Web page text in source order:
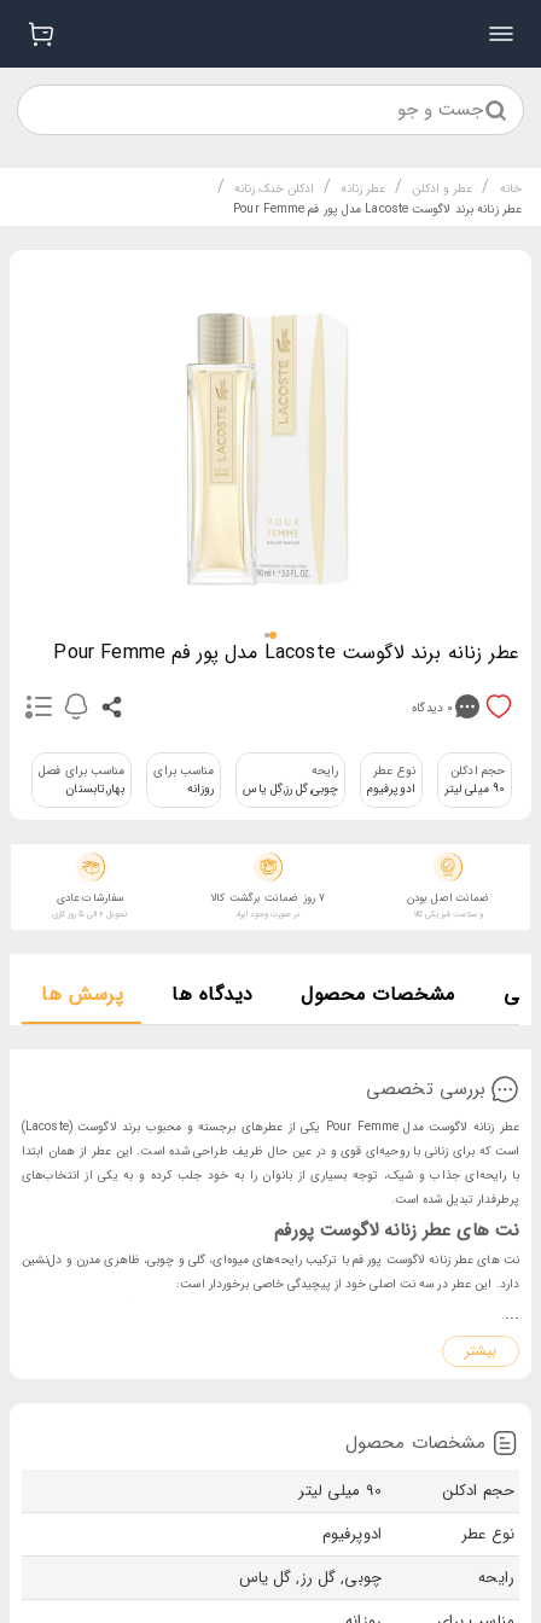
جست و جو
خانه / عطر و ادکلن / عطر زنانه / ادکلن خنک زنانه /
عطر زنانه برند لاگوست Lacoste مدل پور فم Pour Femme
عطر زنانه برند لاگوست Lacoste مدل پور فم Pour Femme
0 دیدگاه
حجم ادکلن
90 میلی لیتر
نوع عطر
ادوپرفیوم
رایحه
چوبی,گل رز,گل یاس
مناسب برای
روزانه
مناسب برای فصل
بهار,تابستان
ضمانت اصل بودن
و سلامت فیزیکی کالا
7 روز ضمانت برگشت کالا
در صورت وجود ایراد
سفارشات عادی
تحویل 2 الی 5 روز کاری
مشخصات محصول دیدگاه ها پرسش ها
بررسی تخصصی
عطر زنانه لاگوست مدل Pour Femme یکی از عطرهای برجسته و محبوب برند لاگوست (Lacoste)
است که برای زنانی با روحیه‌ای قوی و در عین حال ظریف طراحی شده است. این عطر از همان ابتدا
با رایحه‌ای جذاب و شیک، توجه بسیاری از بانوان را به خود جلب کرده و به یکی از انتخاب‌های
پرطرفدار تبدیل شده است.
نت های عطر زنانه لاگوست پورفم
نت های عطر زنانه لاگوست پور فم با ترکیب رایحه‌های میوه‌ای، گلی و چوبی، ظاهری مدرن و دل‌نشین
دارد. این عطر در سه نت اصلی خود از پیچیدگی خاصی برخوردار است:
نت میانه: رایحه‌های گل‌های لطیفی چون یاس، رز و ارکیده که شکوه و زیبایی زنانه را به نمایش
می‌گذارند.
نت ابتدایی
سیب ، فریزیا ، فلفل
گل بامیه
دودی، جیر
ایجاد حس تازگی و
انرژی
شکوه و زیبایی زنانه
...
بیشتر
مشخصات محصول
حجم ادکلن
90 میلی لیتر
نوع عطر
ادوپرفیوم
رایحه
چوبی, گل رز, گل یاس